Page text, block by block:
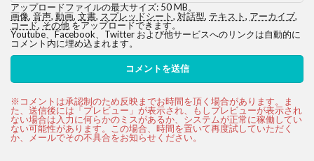
アップロードファイルの最大サイズ: 50 MB。
画像, 音声, 動画, 文書, スプレッドシート, 対話型, テキスト, アーカイブ,
コード,その他をアップロードできます。
Youtube、Facebook、Twitter および他サービスへのリンクは自動的に
コメント内に埋め込まれます。